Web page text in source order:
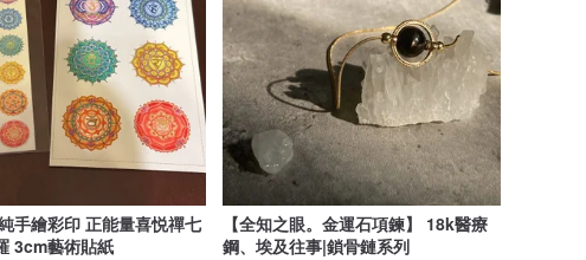
手繪彩印 正能量喜悦禪七
3cm藝術貼紙
【全知之眼。金運石項鍊】 18k醫療
鋼、埃及往事|鎖骨鏈系列